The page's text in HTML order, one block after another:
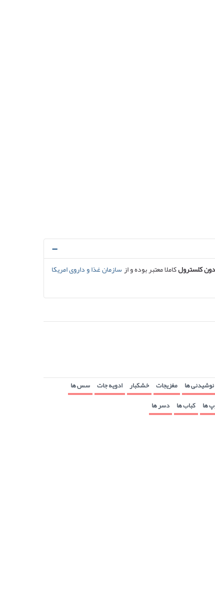
کلسترولکاملا معتبر بوده و ازسازمان غذا و داروی امریکا
نوشیدنی ها مغزیجات خشکبار ادویه جات سس ها
ها کباب ها دسر ها